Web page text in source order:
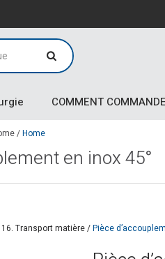
COMMENT
/Home
en inox 45°
16. Transport matière/Pièce